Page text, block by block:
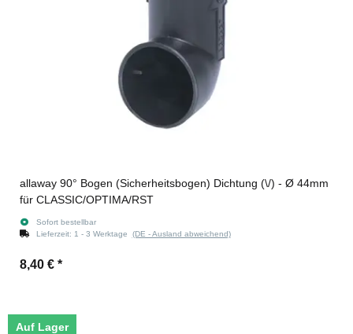
allaway 90° Bogen (Sicherheitsbogen) Dichtung (\/) - Ø 44mm
für CLASSIC/OPTIMA/RST
Sofort bestellbar
Lieferzeit: 1 - 3 Werktage (DE - Ausland abweichend)
8,40 € *
Auf Lager